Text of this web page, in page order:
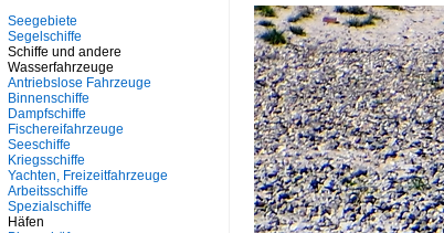
Seegebiete
Segelschiffe
Schiffe und andere
Wasserfahrzeuge
Antriebslose Fahrzeuge
Binnenschiffe
Dampfschiffe
Fischereifahrzeuge
Seeschiffe
Kriegsschiffe
Yachten, Freizeitfahrzeuge
Arbeitsschiffe
Spezialschiffe
Häfen